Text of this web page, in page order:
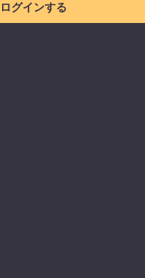
グインする